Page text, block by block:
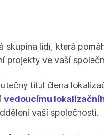
skupina lidí, která
projekty ve vaší
titul člena
vedoucímu
vaší společnosti.